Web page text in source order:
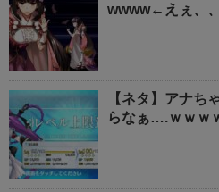
wwww←えぇ、、
【ネタ】アナち
らなぁ….ｗｗｗ